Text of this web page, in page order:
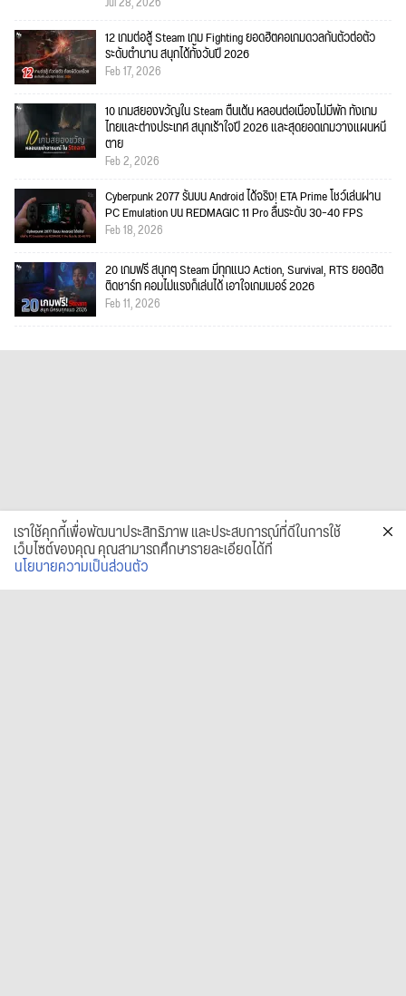
12 เกมต่อสู้ Steam เกม Fighting ยอดฮิตคอเกมดวลกันตัวต่อตัว
ระดับตำนาน สนุกได้ทั้งวันปี 2026
Feb 17, 2026
10 เกมสยองขวัญใน Steam ตื่นเต้น หลอนต่อเนื่องไม่มีพัก ทั้งเกม
ไทยและต่างประเทศ สนุกเร้าใจปี 2026 และสุดยอดเกมวางแผนหนี
ตาย
Feb 2, 2026
Cyberpunk 2077 รันบน Android ได้จริง! ETA Prime โชว์เล่นผ่าน
PC Emulation บน REDMAGIC 11 Pro ลื่นระดับ 30–40 FPS
Feb 18, 2026
20 เกมฟรี สนุกๆ Steam มีทุกแนว Action, Survival, RTS ยอดฮิต
ติดชาร์ท คอมไม่แรงก็เล่นได้ เอาใจเกมเมอร์ 2026
Feb 11, 2026
เราใช้คุกกี้เพื่อพัฒนาประสิทธิภาพ และประสบการณ์ที่ดีในการใช้
เว็บไซต์ของคุณ คุณสามารถศึกษารายละเอียดได้ที่
นโยบายความเป็นส่วนตัว